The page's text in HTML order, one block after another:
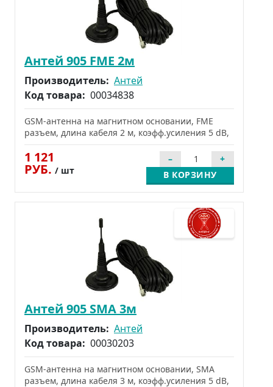
Антей 905 FME 2м
Производитель: Антей
Код товара: 00034838
GSM-антенна на магнитном основании, FME
разъем, длина кабеля 2 м, коэфф.усиления 5 dB,
1 121
РУБ. / шт В КОРЗИНУ
Антей 905 SMA 3м
Производитель: Антей
Код товара: 00030203
GSM-антенна на магнитном основании, SMA
разъем, длина кабеля 3 м, коэфф.усиления 5 dB,